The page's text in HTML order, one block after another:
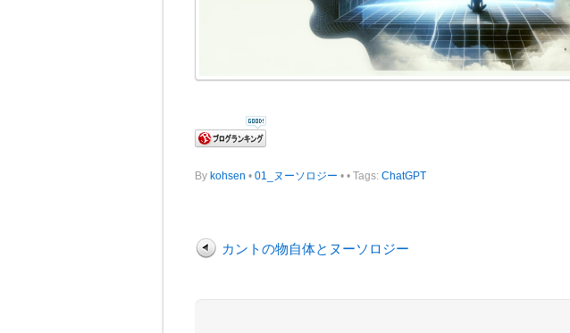
By kohsen • 01_ヌーソロジー • • Tags: ChatGPT
カントの物自体とヌーソロジー